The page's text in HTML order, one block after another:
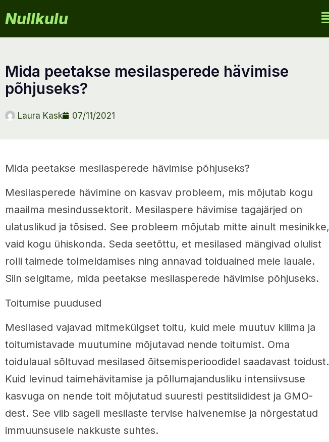
Nullkulu
mida peetakse mesilasperede hävimise
põhjuseks?
Laura Kask 07/11/2021
Mida peetakse mesilasperede hävimise põhjuseks?
Mesilasperede hävimine on kasvav probleem, mis mõjutab kogu
maailma mesindussektorit. Mesilaspere hävimise tagajärjed on
ulatuslikud ja tõsised. See probleem mõjutab mitte ainult mesinikke,
vaid kogu ühiskonda. Seda seetõttu, et mesilased mängivad olulist
rolli taimede tolmeldamises ning annavad toiduained meie lauale.
Siin selgitame, mida peetakse mesilasperede hävimise põhjuseks.
Toitumise puudused
Mesilased vajavad mitmekülgset toitu, kuid meie muutuv kliima ja
toitumistavade muutumine mõjutavad nende toitumist. Oma
toidulaual sõltuvad mesilased õitsemisperioodidel saadavast toidust.
Kuid levinud taimehävitamise ja põllumajandusliku intensiivsuse
kasvuga on nende toit mõjutatud suuresti pestitsiididest ja GMO-
dest. See viib sageli mesilaste tervise halvenemise ja nõrgestatud
immuunsusele nakkuste suhtes.